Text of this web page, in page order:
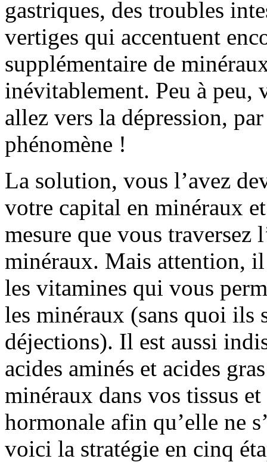
gastriques, des troubles
vertiges qui accentuent
supplémentaire de
inévitablement. Peu à peu,
allez vers la dépression,
phénomène !
La solution, vous l’avez
votre capital en minéraux
mesure que vous traversez
minéraux. Mais attention,
les vitamines qui vous
les minéraux (sans quoi ils
déjections). Il est aussi
acides aminés et acides
minéraux dans vos tissus
hormonale afin qu’elle ne
voici la stratégie en cinq